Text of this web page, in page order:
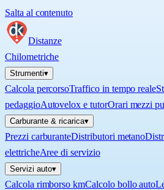
Salta al contenuto
Distanze
Chilometriche
Strumenti▾
Calcola percorsoTraffico in tempo reale
pedaggioAutovelox e tutorOrari mezzi
Carburante & ricarica▾
Prezzi carburanteDistributori metano
elettricheAree di servizio
Servizi auto▾
Calcola rimborso kmCalcolo bollo auto